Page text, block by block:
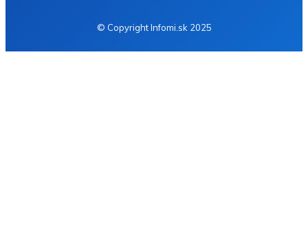
© Copyright Infomi.sk 2025